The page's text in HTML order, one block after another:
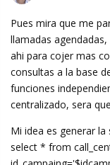
Pues mira que me
llamadas
ahi para cojer mas
consultas a la base
funciones
centralizado, sera que
Mi idea es generar la
select * from